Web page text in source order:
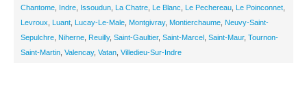
Chantome Indre Issoudun La Chatre Le Blanc Le Pechereau Le Poinconnet
Levroux
Luant Lucay-Le-Male Montgivray, Montierchaume Neuvy-Saint-
Sepulchre Niherne Reuilly, Saint-Gaultier, Saint-Marcel Saint-Maur, Tournon-
Saint-Martin Valencay, Vatan Villedieu-Sur-Indre